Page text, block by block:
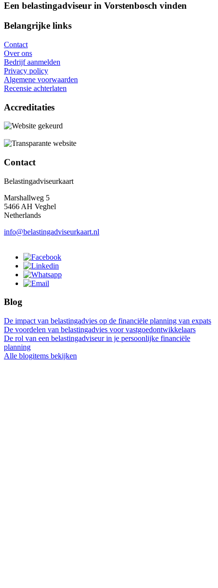
Een belastingadviseur in Vorstenbosch vinden
Belangrijke links
Contact
Over ons
Bedrijf aanmelden
Privacy policy
Algemene voorwaarden
Recensie achterlaten
Accreditaties
Contact
Belastingadviseurkaart
Marshallweg 5
5466 AH Veghel
Netherlands
info@belastingadviseurkaart.nl
Blog
De impact van belastingadvies op de financiële planning van expats
De voordelen van belastingadvies voor vastgoedontwikkelaars
De rol van een belastingadviseur in je persoonlijke financiële
planning
Alle blogitems bekijken